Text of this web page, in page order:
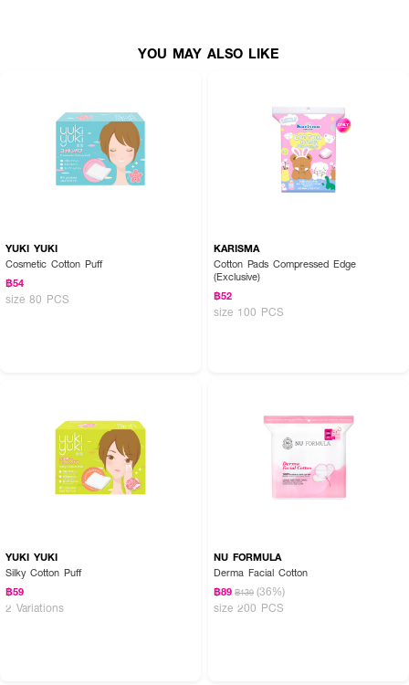
ใช่ทำความสะอาดผิวหน้า และบริเวณต่างๆ ของร่างกาย
YOU MAY ALSO LIKE
YUKI YUKI
Cosmetic Cotton Puff
฿54
size 80 PCS
KARISMA
Cotton Pads Compressed Edge
(Exclusive)
฿52
size 100 PCS
YUKI YUKI
Silky Cotton Puff
฿59
2 Variations
NU FORMULA
Derma Facial Cotton
฿89 ฿139 (36%)
size 200 PCS